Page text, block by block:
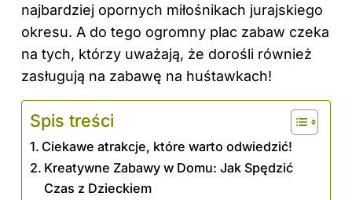
najbardziej opornych miłośnikach jurajskiego
okresu. A do tego ogromny plac zabaw czeka
na tych, którzy uważają, że dorośli również
zasługują na zabawę na huśtawkach!
Spis treści
Ciekawe atrakcje, które warto odwiedzić!
Kreatywne Zabawy w Domu: Jak Spędzić
Czas z Dzieckiem